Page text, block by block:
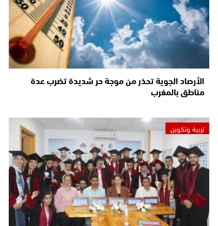
الأرصاد الجوية تحذر من موجة حر شديدة تضرب عدة
مناطق بالمغرب
تربية وتكوين